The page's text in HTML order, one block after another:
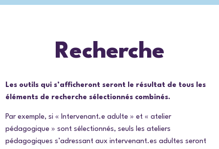
Recherche
Les outils qui s’afficheront seront le résultat de tous les
éléments de recherche sélectionnés combinés.
Par exemple, si « Intervenant.e adulte » et « atelier
pédagogique » sont sélectionnés, seuls les ateliers
pédagogiques s’adressant aux intervenant.es adultes seront